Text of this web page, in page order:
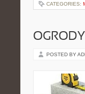
CATEGORIES:
POSTED BY